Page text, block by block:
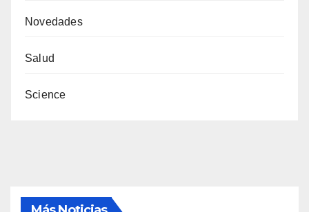
Novedades
Salud
Science